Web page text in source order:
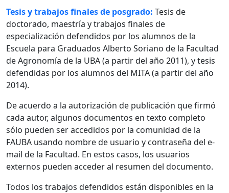
Tesis y trabajos finales de posgrado: Tesis de
doctorado, maestría y trabajos finales de
especialización defendidos por los alumnos de la
Escuela para Graduados Alberto Soriano de la Facultad
de Agronomía de la UBA (a partir del año 2011), y tesis
defendidas por los alumnos del MITA (a partir del año
2014).
De acuerdo a la autorización de publicación que firmó
cada autor, algunos documentos en texto completo
sólo pueden ser accedidos por la comunidad de la
FAUBA usando nombre de usuario y contraseña del e-
mail de la Facultad. En estos casos, los usuarios
externos pueden acceder al resumen del documento.
Todos los trabajos defendidos están disponibles en la